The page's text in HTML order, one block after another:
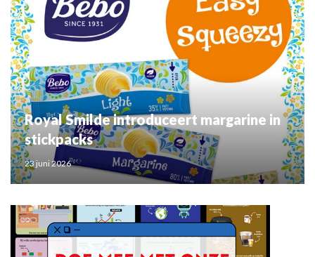
Royal Smilde introduceert margarine in
stickpacks
23 juni 2026